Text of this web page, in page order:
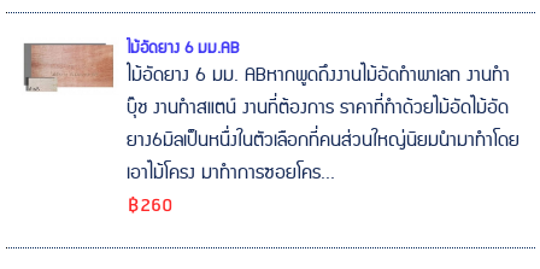
ไม้อัดยาง 6 มม.AB
ไม้อัดยาง 6 มม. ABหากพูดถึงงานไม้อัดทำพาเลท งานทำ
บุ๊ช งานทำสแตน์ งานที่ต้องการ ราคาที่ทำด้วยไม้อัดไม้อัด
ยาง6มิลเป็นหนื่งในตัวเลือกที่คนส่วนใหญ่นิยมนำมาทำโดย
เอาไม้โครง มาทำการซอยโคร...
฿260